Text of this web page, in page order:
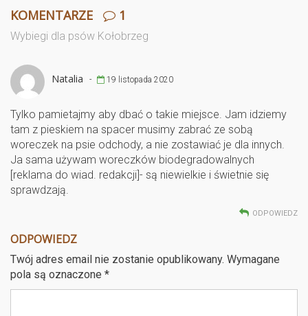
k
KOMENTARZE 1
Wybiegi dla psów Kołobrzeg
Natalia - 19 listopada 2020
Tylko pamietajmy aby dbać o takie miejsce. Jam idziemy
tam z pieskiem na spacer musimy zabrać ze sobą
woreczek na psie odchody, a nie zostawiać je dla innych.
Ja sama używam woreczków biodegradowalnych
[reklama do wiad. redakcji]- są niewielkie i świetnie się
sprawdzają.
ODPOWIEDZ
ODPOWIEDZ
Twój adres email nie zostanie opublikowany. Wymagane
pola są oznaczone *